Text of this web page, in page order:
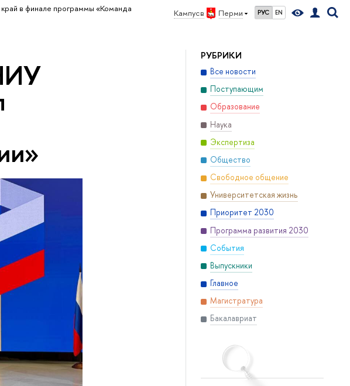
Кампус в Перми РУС EN
в финале программы «Команда
РУБРИКИ
Все новости
Поступающим
Образование
Наука
Экспертиза
Общество
Свободное общение
Университетская жизнь
Приоритет 2030
Программа развития 2030
События
Выпускники
Главное
Магистратура
Бакалавриат